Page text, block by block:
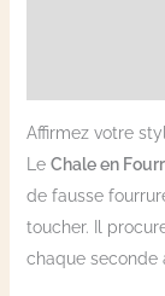
Affirmez votre
Le Chale en
de fausse
toucher. Il
chaque seconde